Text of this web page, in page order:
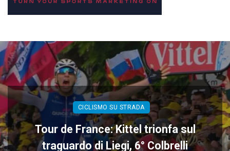
CICLISMO SU STRADA
Tour de France: Kittel trionfa sul
traguardo di Liegi, 6° Colbrelli